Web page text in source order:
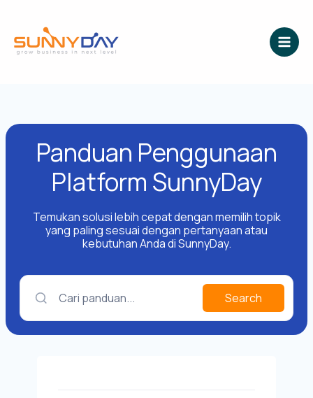
konten
Panduan Penggunaan
Platform SunnyDay
Temukan solusi lebih cepat dengan memilih topik
yang paling sesuai dengan pertanyaan atau
kebutuhan Anda di SunnyDay.
Cari panduan... Search